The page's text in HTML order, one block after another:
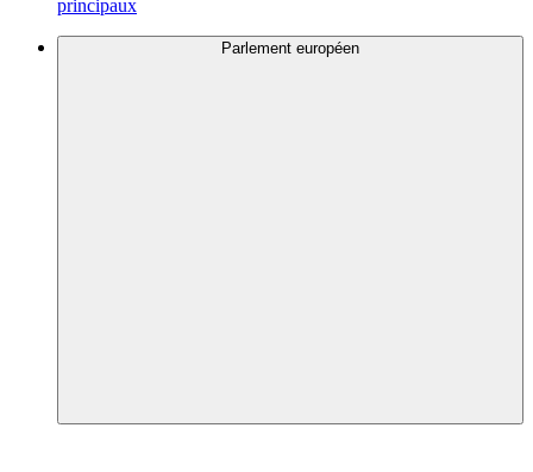
principaux
Parlement européen